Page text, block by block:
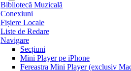
Bibliotecă Muzicală
Conexiuni
Fișiere Locale
Liste de Redare
Navigare
Secțiuni
Mini Player pe iPhone
Fereastra Mini Player (exclusiv